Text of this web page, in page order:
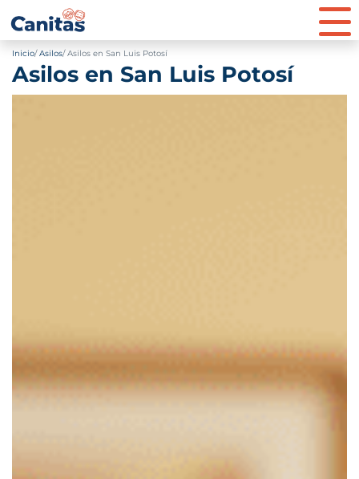
Inicio Asilos Asilos en San Luis Potosí
Asilos en San Luis Potosí